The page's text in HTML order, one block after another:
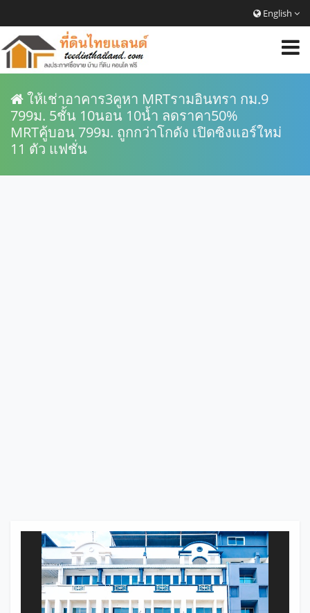
English
ให้เช่าอาคาร3คูหา MRTรามอินทรา กม.9
799ม. 5ชั้น 10นอน 10น้ำ ลดราคา50%
MRTคู้บอน 799ม. ถูกกว่าโกดัง เปิดซิงแอร์ใหม่
11 ตัว แฟชั่น